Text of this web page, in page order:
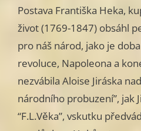
Postava Františka Heka,
život (1769-1847) obsáhl
pro náš národ, jako je
revoluce, Napoleona a
nezvábila Aloise Jiráska
národního probuzení”, jak
“F.L.Věka”, vskutku